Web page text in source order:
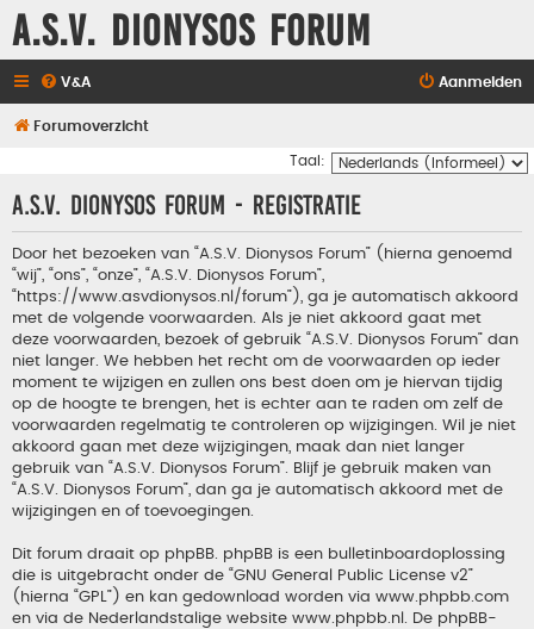
A.S.V. Dionysos Forum
V&A Aanmelden
Forumoverzicht
Taal:
A.S.V. Dionysos Forum - Registratie
Door het bezoeken van “A.S.V. Dionysos Forum” (hierna genoemd
“wij”, “ons”, “onze”, “A.S.V. Dionysos Forum”,
“https://www.asvdionysos.nl/forum”), ga je automatisch akkoord
met de volgende voorwaarden. Als je niet akkoord gaat met
deze voorwaarden, bezoek of gebruik “A.S.V. Dionysos Forum” dan
niet langer. We hebben het recht om de voorwaarden op ieder
moment te wijzigen en zullen ons best doen om je hiervan tijdig
op de hoogte te brengen, het is echter aan te raden om zelf de
voorwaarden regelmatig te controleren op wijzigingen. Wil je niet
akkoord gaan met deze wijzigingen, maak dan niet langer
gebruik van “A.S.V. Dionysos Forum”. Blijf je gebruik maken van
“A.S.V. Dionysos Forum”, dan ga je automatisch akkoord met de
wijzigingen en of toevoegingen.
Dit forum draait op phpBB. phpBB is een bulletinboardoplossing
die is uitgebracht onder de “GNU General Public License v2”
(hierna “GPL”) en kan gedownload worden via www.phpbb.com
en via de Nederlandstalige website www.phpbb.nl . De phpBB-